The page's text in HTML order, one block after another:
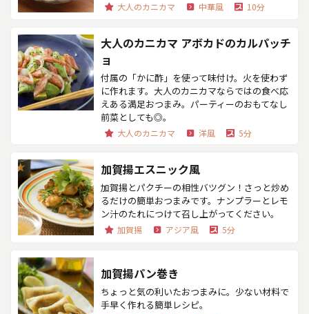
大人のカニカマ 中華風 10分
大人のカニカマ アボカドのカルパッチ
ョ
付属の「かに酢」を使って味付け。火を使わず
に作れます。大人のカニカマならではの食べ応
えある満足おつまみ。パーティーのおもてなし
前菜としても◎。
大人のカニカマ 洋風 5分
加賀揚エスニック風
加賀揚とパクチーの相性バツグン！さっと炒め
るだけの簡単おつまみです。ナンプラーとレモ
ン汁のたれにつけて召し上がってください。
加賀揚 アジア風 5分
加賀揚パン巻き
ちょっと気の利いたおつまみに。少ない材料で
手早く作れる簡単レシピ。